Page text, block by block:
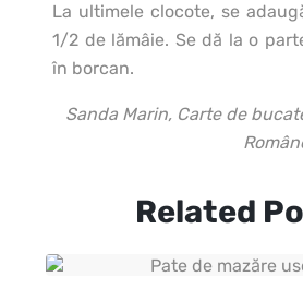
La ultimele clocote, se
1/2 de lămâie. Se dă la o
în borcan.
Sanda Marin, Carte de
Related